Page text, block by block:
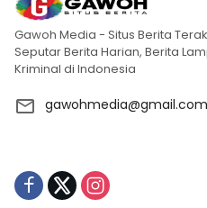
Gawoh Media - Situs Berita
Seputar Berita Harian, Berita
Kriminal di Indonesia
gawohmedia@gmail.com